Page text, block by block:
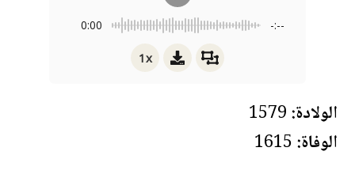
0:00 -:--
1x
الولادة:
الوفاة: